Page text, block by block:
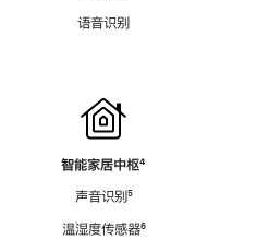
语音识别
智能家居中枢脚
⁴
声音识别脚
⁵
温湿度传感器脚
⁶